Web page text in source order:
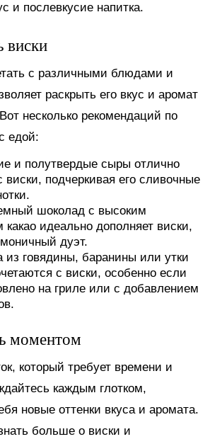
и послевкусие напитка.
виски
с различными блюдами и
раскрыть его вкус и аромат
несколько рекомендаций по
едой:
и полутвердые сыры отлично
виски, подчеркивая его сливочные
шоколад с высоким
идеально дополняет виски,
дуэт.
из говядины, баранины или утки
с виски, особенно если
на гриле или с добавлением
моментом
который требует времени и
каждым глотком,
новые оттенки вкуса и аромата.
больше о виски и